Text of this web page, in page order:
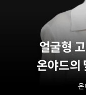
얼굴형
온야드의
온